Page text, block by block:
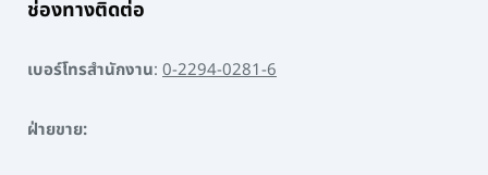
ช่องทางติดต่อ
เบอร์โทรสำนักงาน: 0-2294-0281-6
ฝ่ายขาย: